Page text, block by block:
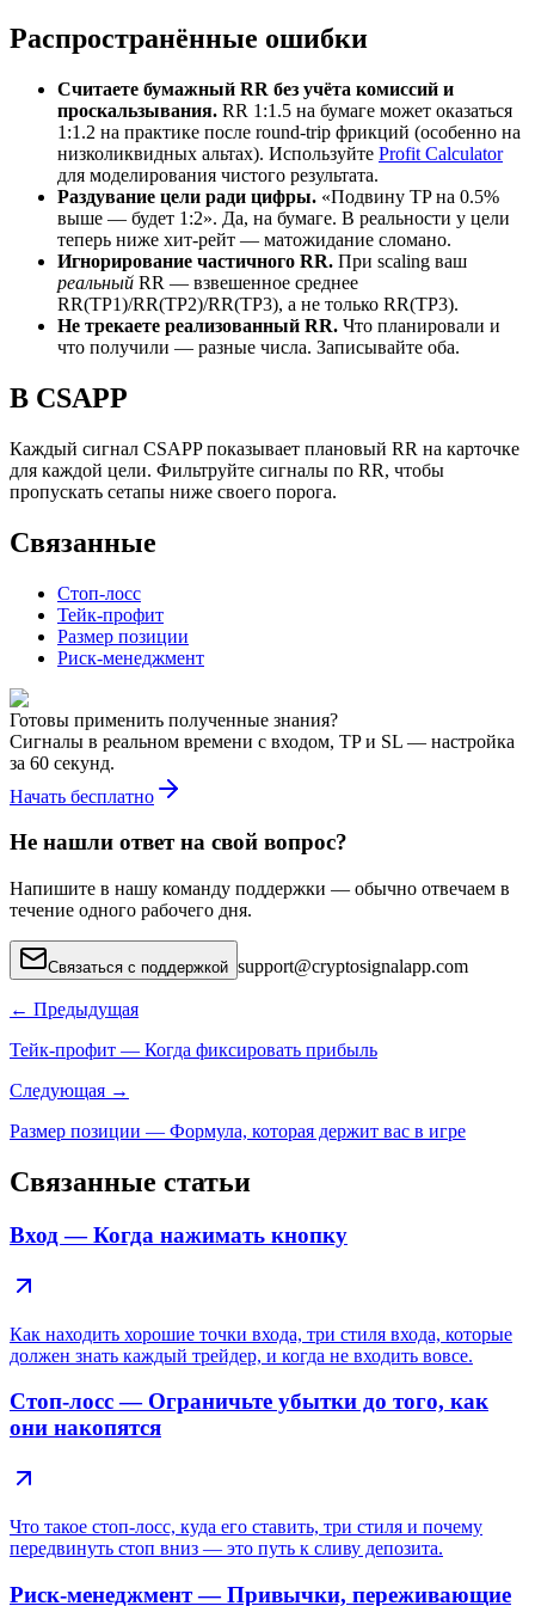
Распространённые ошибки
Считаете бумажный RR без учёта комиссий и
проскальзывания. RR 1:1.5 на бумаге может оказаться
1:1.2 на практике после round-trip фрикций (особенно на
низколиквидных альтах). Используйте Profit Calculator
для моделирования чистого результата.
Раздувание цели ради цифры. «Подвину TP на 0.5%
выше — будет 1:2». Да, на бумаге. В реальности у цели
теперь ниже хит-рейт — матожидание сломано.
Игнорирование частичного RR. При scaling ваш
реальный RR — взвешенное среднее
RR(TP1)/RR(TP2)/RR(TP3), а не только RR(TP3).
Не трекаете реализованный RR. Что планировали и
что получили — разные числа. Записывайте оба.
В CSAPP
Каждый сигнал CSAPP показывает плановый RR на карточке
для каждой цели. Фильтруйте сигналы по RR, чтобы
пропускать сетапы ниже своего порога.
Связанные
Стоп-лосс
Тейк-профит
Размер позиции
Риск-менеджмент
Готовы применить полученные знания?
Сигналы в реальном времени с входом, TP и SL — настройка
за 60 секунд.
Начать бесплатно
Не нашли ответ на свой вопрос?
Напишите в нашу команду поддержки — обычно отвечаем в
течение одного рабочего дня.
Связаться с поддержкой support@cryptosignalapp.com
← Предыдущая
Тейк-профит — Когда фиксировать прибыль
Следующая →
Размер позиции — Формула, которая держит вас в игре
Связанные статьи
Вход — Когда нажимать кнопку
Как находить хорошие точки входа, три стиля входа, которые
должен знать каждый трейдер, и когда не входить вовсе.
Стоп-лосс — Ограничьте убытки до того, как
они накопятся
Что такое стоп-лосс, куда его ставить, три стиля и почему
передвинуть стоп вниз — это путь к сливу депозита.
Риск-менеджмент — Привычки, переживающие